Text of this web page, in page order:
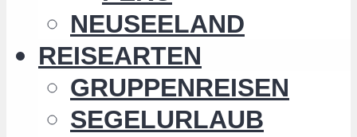
NEUSEELAND
REISEARTEN
GRUPPENREISEN
SEGELURLAUB